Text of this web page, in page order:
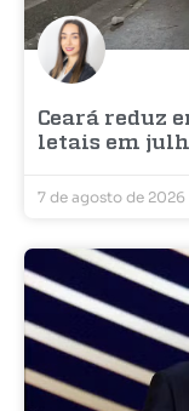
Ceará reduz
letais em
7 de agosto de 2026